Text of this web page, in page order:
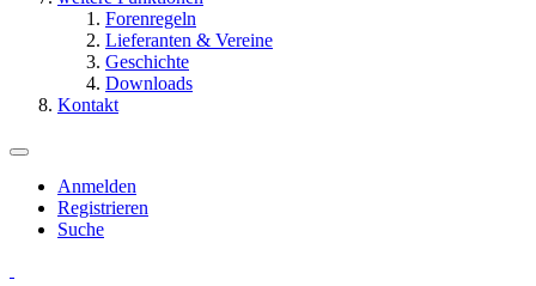
Forenregeln
Lieferanten & Vereine
Geschichte
Downloads
Kontakt
Anmelden
Registrieren
Suche